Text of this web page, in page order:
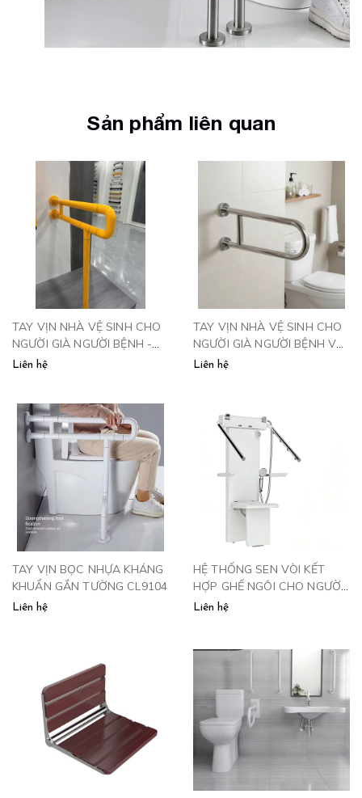
Sản phẩm liên quan
TAY VỊN NHÀ VỆ SINH CHO
NGƯỜI GIÀ NGƯỜI BỆNH -
TVN601
Liên hệ
TAY VỊN NHÀ VỆ SINH CHO
NGƯỜI GIÀ NGƯỜI BỆNH VÀ
NỮ MANG THAI - TV600
Liên hệ
TAY VỊN BỌC NHỰA KHÁNG
KHUẨN GẮN TƯỜNG CL9104
Liên hệ
HỆ THỐNG SEN VÒI KẾT
HỢP GHẾ NGÔI CHO NGƯỜI
CAO TUỔI
Liên hệ